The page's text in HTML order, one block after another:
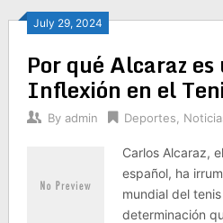
July 29, 2024
Por qué Alcaraz
Inflexión en el
By admin Deportes
Carlos Alcaraz,
español, ha
mundial del
determinación